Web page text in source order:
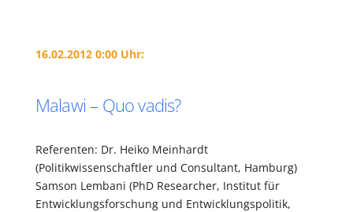
16.02.2012 0:00 Uhr:
Malawi – Quo vadis?
Referenten: Dr. Heiko Meinhardt
(Politikwissenschaftler und Consultant, Hamburg)
Samson Lembani (PhD Researcher, Institut für
Entwicklungsforschung und Entwicklungspolitik,